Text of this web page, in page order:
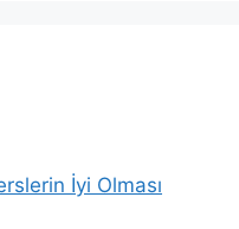
İyi Olması